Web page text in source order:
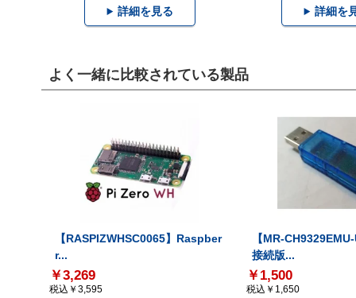
詳細を見る 詳細を
よく一緒に比較されている製品
【RASPIZWHSC0065】Raspber
r...
￥3,269
税込￥3,595
【MR-
接続版...
￥1,500
税込￥1,650